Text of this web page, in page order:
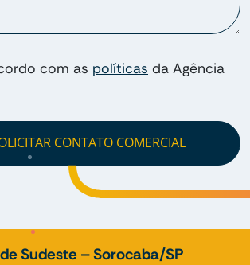
com as políticas da Agência
CONTATO COMERCIAL
Sudeste – Sorocaba/SP